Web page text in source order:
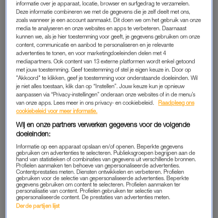
“Ik kon nooit naar de wc en was constant geconstipeerd. Mijn
buik was hierdoor altijd opgeblazen, waardoor ik wel zwanger
leek.”
PRIKKELBAAR WATTES?
Alle drie gaan ze met hun darmklachten naar de huisarts.
Femke: “Die zei tegen mij: ‘Je darmen zijn gewoon een beetje
prikkelbaar, leer er maar mee leven.’ Maar hoe dan? Ik kreeg
geen uitleg over hoe ik ermee om moest gaan.” Damian zit in
hetzelfde schuitje: “Toen de klachten een aantal maanden
aanhielden, ging ik van het ergste uit. Eerst leek het op een
gluten- of lactoseallergie, maar uiteindelijk kwam bij de
huisarts de diagnose PDS. Dat was het dan ook, verder kreeg
ik geen enkele begeleiding of advies.”
Over het prikkelbaredarmsyndroom is medisch gezien nog
niet veel bekend. Zo is de precieze oorzaak van de
aandoening nog altijd onduidelijk. Wel is bekend dat PDS kan
informatie over je apparaat, locatie, browser en surfgedrag te verzamelen.
Deze informatie combineren we met de gegevens die je zelf deelt met ons,
zoals wanneer je een account aanmaakt. Dit doen we om het gebruik van onze
media te analyseren en onze websites en apps te verbeteren. Daarnaast
kunnen we, als je hier toestemming voor geeft, je gegevens gebruiken om onze
content, communicatie en aanbod te personaliseren en je relevante
advertenties te tonen, en voor marketingdoeleinden delen met 4
mediapartners. Ook content van 13 externe platformen wordt enkel getoond
met jouw toestemming. Geef toestemming of stel je eigen keuze in. Door op
"Akkoord" te klikken, geef je toestemming voor onderstaande doeleinden. Wil
je niet alles toestaan, klik dan op “Instellen”. Jouw keuze kun je opnieuw
aanpassen via “Privacy-instellingen” onderaan onze websites of in de menu’s
van onze apps. Lees meer in ons privacy- en cookiebeleid.
Raadpleeg ons
cookiebeleid voor meer informatie.
Wij en onze partners verwerken gegevens voor de volgende
doeleinden:
Informatie op een apparaat opslaan en/of openen. Beperkte gegevens
gebruiken om advertenties te selecteren. Publieksgroepen begrijpen aan de
hand van statistieken of combinaties van gegevens uit verschillende bronnen.
Profielen aanmaken ten behoeve van gepersonaliseerde advertenties.
Contentprestaties meten. Diensten ontwikkelen en verbeteren. Profielen
gebruiken voor de selectie van gepersonaliseerde advertenties. Beperkte
gegevens gebruiken om content te selecteren. Profielen aanmaken ter
personalisatie van content. Profielen gebruiken ter selectie van
gepersonaliseerde content. De prestaties van advertenties meten.
Derde partijen lijst